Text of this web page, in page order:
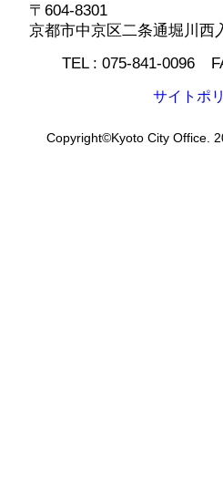
〒604-8301
京都市中京区二条通堀川西
TEL : 075-841-0096
サイトポ
Copyright©Kyoto City Office.